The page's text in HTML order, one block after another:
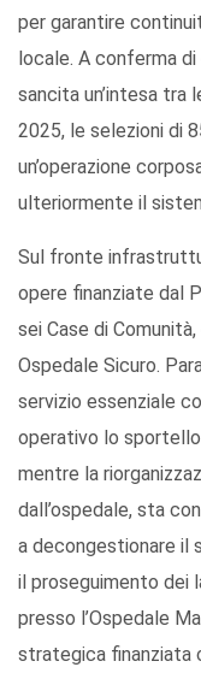
per garantire
locale. A conferma
sancita un’intesa tra
2025, le selezioni di
un’operazione
ulteriormente il
Sul fronte
opere finanziate dal
sei Case di
Ospedale Sicuro.
servizio essenziale
operativo lo
mentre la
dall’ospedale, sta
a decongestionare il
il proseguimento dei
presso l’Ospedale
strategica finanziata